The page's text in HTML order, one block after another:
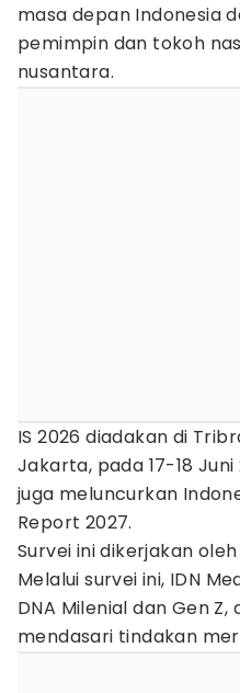
masa depan Indonesia
pemimpin dan tokoh
nusantara.
IS 2026 diadakan di
Jakarta, pada 17-18 Juni
juga meluncurkan
Report 2027.
Survei ini dikerjakan
Melalui survei ini, IDN
DNA Milenial dan Gen
mendasari tindakan